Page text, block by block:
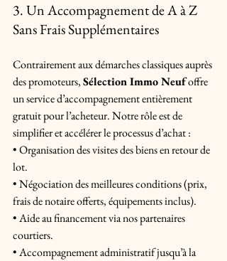
3. Un Accompagnement de A à Z
Sans Frais Supplémentaires
Contrairement aux démarches classiques auprès
des promoteurs, Sélection Immo Neuf offre
un service d’accompagnement entièrement
gratuit pour l’acheteur. Notre rôle est de
simplifier et accélérer le processus d’achat :
• Organisation des visites des biens en retour de
lot.
• Négociation des meilleures conditions (prix,
frais de notaire offerts, équipements inclus).
• Aide au financement via nos partenaires
courtiers.
• Accompagnement administratif jusqu’à la